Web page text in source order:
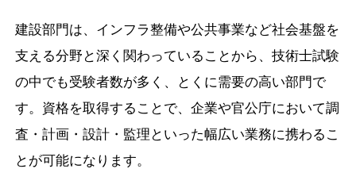
建設部門は、インフラ整備や公共事業など社会基盤を
支える分野と深く関わっていることから、技術士試験
の中でも受験者数が多く、とくに需要の高い部門で
す。資格を取得することで、企業や官公庁において調
査・計画・設計・監理といった幅広い業務に携わるこ
とが可能になります。